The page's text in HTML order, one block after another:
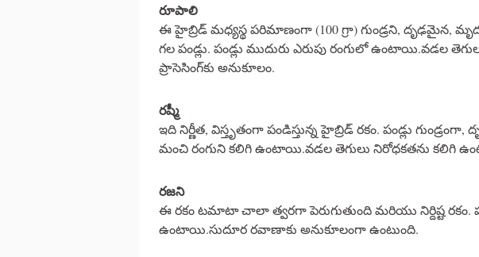
రూపాలి
ఈ హైబ్రిడ్ మధ్యస్థ పరిమాణంగా (100 గ్రా) గుండ్రని, దృఢమైన,
గల పండ్లు. పండ్లు ముదురు ఎరుపు రంగులో ఉంటాయి.వడల
ప్రాసెసింగ్‌కు అనుకూలం.
రష్మీ
ఇది నిర్ణీత, విస్తృతంగా పండిస్తున్న హైబ్రిడ్ రకం. పండ్లు
మంచి రంగుని కలిగి ఉంటాయి.వడల తెగులు నిరోధకతను కలిగి
రజని
ఈ రకం టమాటా చాలా త్వరగా పెరుగుతుంది మరియు నిర్దిష్ట రకం.
ఉంటాయి.సుదూర రవాణాకు అనుకూలంగా ఉంటుంది.